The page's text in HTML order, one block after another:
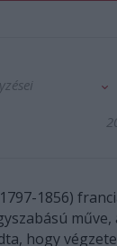
1856)
műve,
hogy